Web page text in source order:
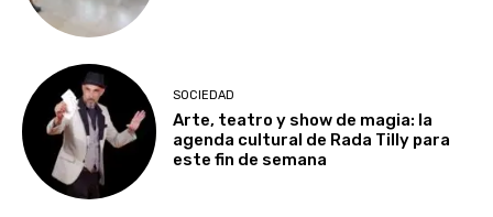
SOCIEDAD
Arte, teatro y show de magia: la
agenda cultural de Rada Tilly para
este fin de semana